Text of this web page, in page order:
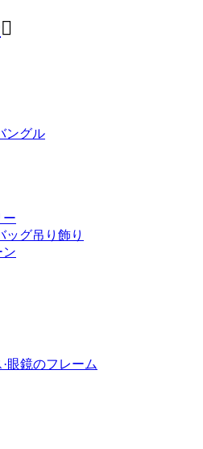

ングル
ー
ッグ吊り飾り
ン
眼鏡のフレーム